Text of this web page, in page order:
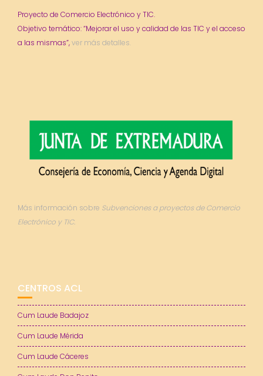
Proyecto de Comercio Electrónico y TIC.
Objetivo temático: “Mejorar el uso y calidad de las TIC y el acceso
a las mismas”,ver más detalles.
Más información sobre Subvenciones a proyectos de Comercio
Electrónico y TIC.
CENTROS ACL
Cum Laude Badajoz
Cum Laude Mérida
Cum Laude Cáceres